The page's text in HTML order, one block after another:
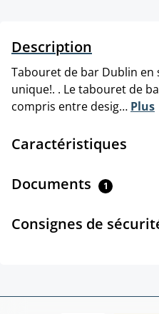
Description
Tabouret de bar Dublin en
unique!. . Le tabouret de
compris entre desig… Plus
Caractéristiques
Documents 1
Consignes de